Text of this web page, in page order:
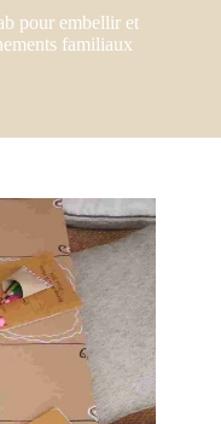
pour embellir et
familiaux